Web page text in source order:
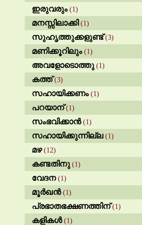
ഇരുവരും(1)
മനസ്സിലാക്കി (1)
സുഹൃത്തുക്കളുണ്ട്(3)
മണിക്കൂറിലും(1)
അവളോടൊത്തു (1)
കത്ത്(3)
സഹായിക്കണം(1)
പറയാന്(1)
സംഭവിക്കാൻ(1)
സഹായിക്കുന്നില്ല(1)
മഴ(12)
കണ്ടതിനു (1)
വേദന(1)
മൂർഖൻ(1)
പ്രഭാതഭക്ഷണത്തിന്(1)
കളികൾ(1)